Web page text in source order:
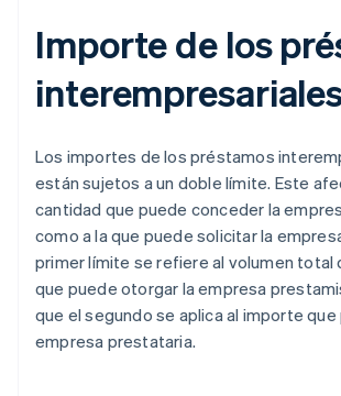
Importe de los
Los importes de los préstamos
están sujetos a un doble límite. Este
cantidad que puede conceder la
como a la que puede solicitar la
primer límite se refiere al volumen total
que puede otorgar la empresa
que el segundo se aplica al importe
empresa prestataria.